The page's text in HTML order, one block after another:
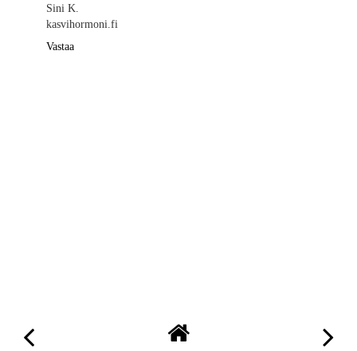
Sini K.
kasvihormoni.fi
Vastaa